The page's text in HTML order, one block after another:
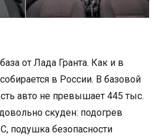
от Лада Гранта. Как и в
в России. В базовой
авто не превышает 445 тыс.
скуден: подогрев
подушка безопасности